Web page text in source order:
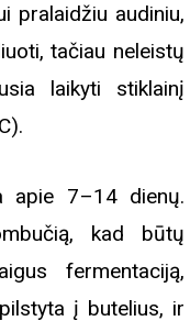
pralaidžiu audiniu,
tačiau neleistų
laikyti stiklainį
apie 7–14 dienų.
kad būtų
fermentaciją,
į butelius, ir